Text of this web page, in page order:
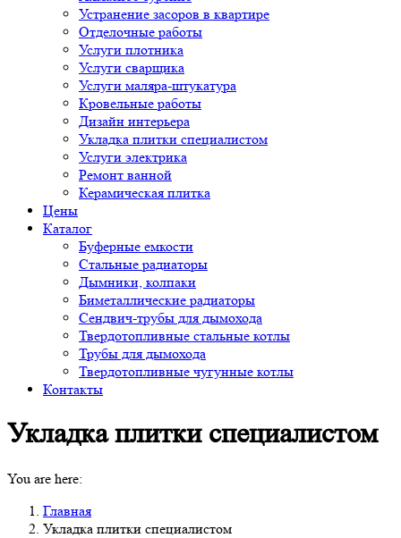
Устранение засоров в квартире
Отделочные работы
Услуги плотника
Услуги сварщика
Услуги маляра-штукатура
Кровельные работы
Дизайн интерьера
Укладка плитки специалистом
Услуги электрика
Ремонт ванной
Керамическая плитка
Цены
Каталог
Буферные емкости
Стальные радиаторы
Дымники, колпаки
Биметаллические радиаторы
Сендвич-трубы для дымохода
Твердотопливные стальные котлы
Трубы для дымохода
Твердотопливные чугунные котлы
Контакты
Укладка плитки специалистом
You are here:
Главная
Укладка плитки специалистом